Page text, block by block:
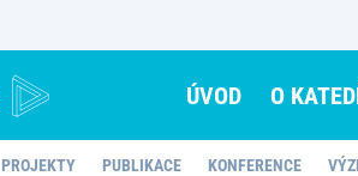
ÚVOD O
PROJEKTY PUBLIKACE KONFERENCE